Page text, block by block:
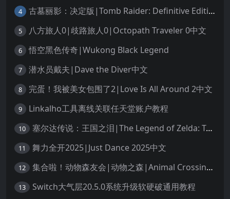
4 古墓丽影：决定版|Tomb Raider: Definitive Edition中文
5 八方旅人0|歧路旅人0|Octopath Traveler 0中文
6 悟空黑色传奇|Wukong Black Legend
7 潜水员戴夫|Dave the Diver中文
8 完蛋！我被美女包围了2|Love Is All Around 2中文
9 Linkalho工具离线关联任天堂账户教程
10 塞尔达传说：王国之泪|The Legend of Zelda: Tears of the Kingdom中文
11 舞力全开2025|Just Dance 2025中文
12 集合啦！动物森友会|动物之森|Animal Crossing: New Horizons中文
13 Switch大气层20.5.0系统升级软硬破通用教程